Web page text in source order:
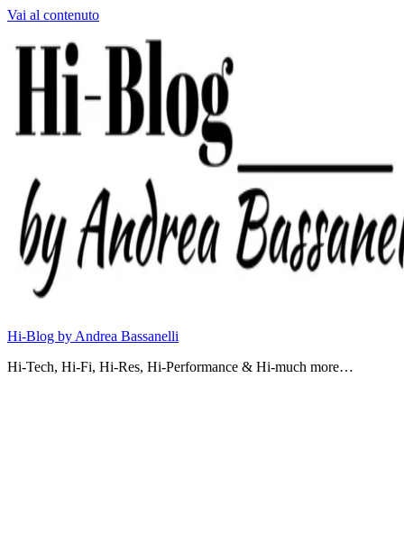
Vai al contenuto
Hi-Blog by Andrea Bassanelli
Hi-Tech, Hi-Fi, Hi-Res, Hi-Performance & Hi-much more…